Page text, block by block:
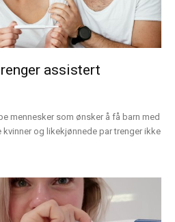
assistert
mennesker som ønsker å få barn med
og likekjønnede par trenger ikke